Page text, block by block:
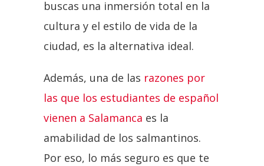
buscas una inmersión total en la
cultura y el estilo de vida de la
ciudad, es la alternativa ideal.
Además, una de las razones por
las que los estudiantes de español
vienen a Salamanca es la
amabilidad de los salmantinos.
Por eso, lo más seguro es que te